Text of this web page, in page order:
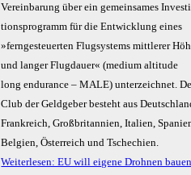
Ver­ein­ba­rung über ein ge­mein­sa­mes
ti­ons­pro­gramm für die Ent­wick­lung ei­nes
»fern­ge­steu­er­ten Flug­sys­tems mitt­le­rer
und lan­ger Flug­dau­er« (me­di­um alti­tu­de
long en­duran­ce – MA­LE) un­ter­zeich­net.
Club der Geld­ge­ber be­steht aus
Frank­reich, Groß­bri­tan­ni­en, Ita­li­en,
Bel­gi­en, Ös­ter­reich und Tsche­chi­en.
Weiterlesen: EU will eigene Drohnen bauen